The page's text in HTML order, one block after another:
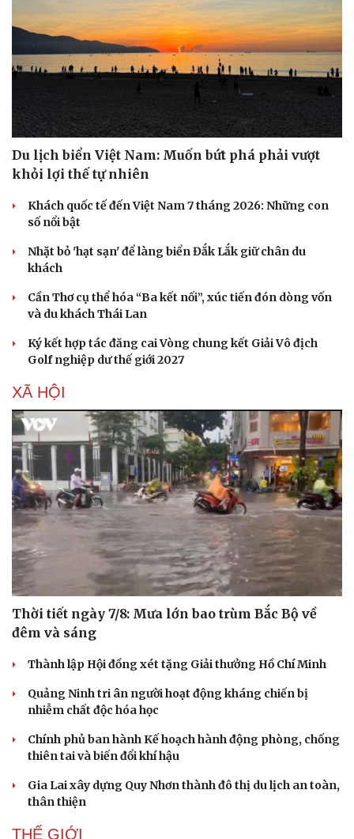
Văn hóa
Sân khấu - Điện ảnh
Văn học
Âm nhạc
Di sản
Sao Việt
Du lịch biển Việt Nam: Muốn bứt phá phải vượt
khỏi lợi thế tự nhiên
Khách quốc tế đến Việt Nam 7 tháng 2026: Những con
số nổi bật
Nhặt bỏ 'hạt sạn' để làng biển Đắk Lắk giữ chân du
khách
Cần Thơ cụ thể hóa “Ba kết nối”, xúc tiến đón dòng vốn
và du khách Thái Lan
Ký kết hợp tác đăng cai Vòng chung kết Giải Vô địch
Golf nghiệp dư thế giới 2027
XÃ HỘI
Thời tiết ngày 7/8: Mưa lớn bao trùm Bắc Bộ về
đêm và sáng
Thành lập Hội đồng xét tặng Giải thưởng Hồ Chí Minh
Quảng Ninh tri ân người hoạt động kháng chiến bị
nhiễm chất độc hóa học
Chính phủ ban hành Kế hoạch hành động phòng, chống
thiên tai và biến đổi khí hậu
Gia Lai xây dựng Quy Nhơn thành đô thị du lịch an toàn,
thân thiện
THẾ GIỚI